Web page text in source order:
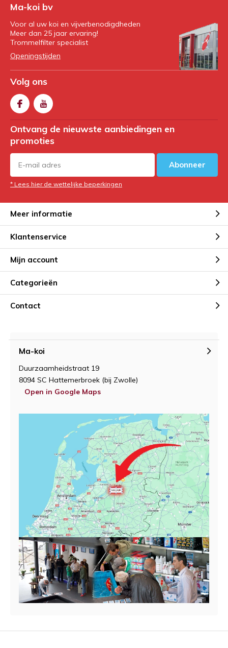
Ma-koi bv
Voor al uw koi en vijverbenodigdheden
Meer dan 25 jaar ervaring!
Trommelfilter specialist
Openingstijden
Volg ons
Ontvang de nieuwste aanbiedingen en
promoties
Abonneer
* Lees hier de wettelijke beperkingen
Meer informatie
Klantenservice
Mijn account
Categorieën
Contact
Ma-koi
Duurzaamheidstraat 19
8094 SC Hattemerbroek (bij Zwolle)
Open in Google Maps